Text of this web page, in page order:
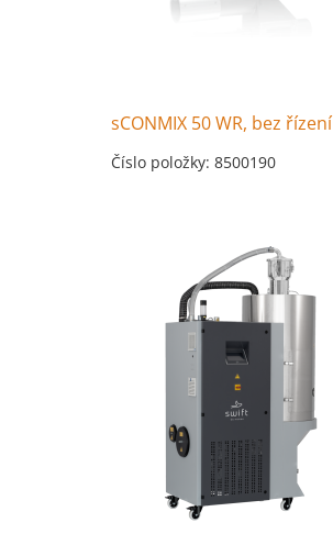
sCONMIX 50 WR, bez řízení
Číslo položky: 8500190